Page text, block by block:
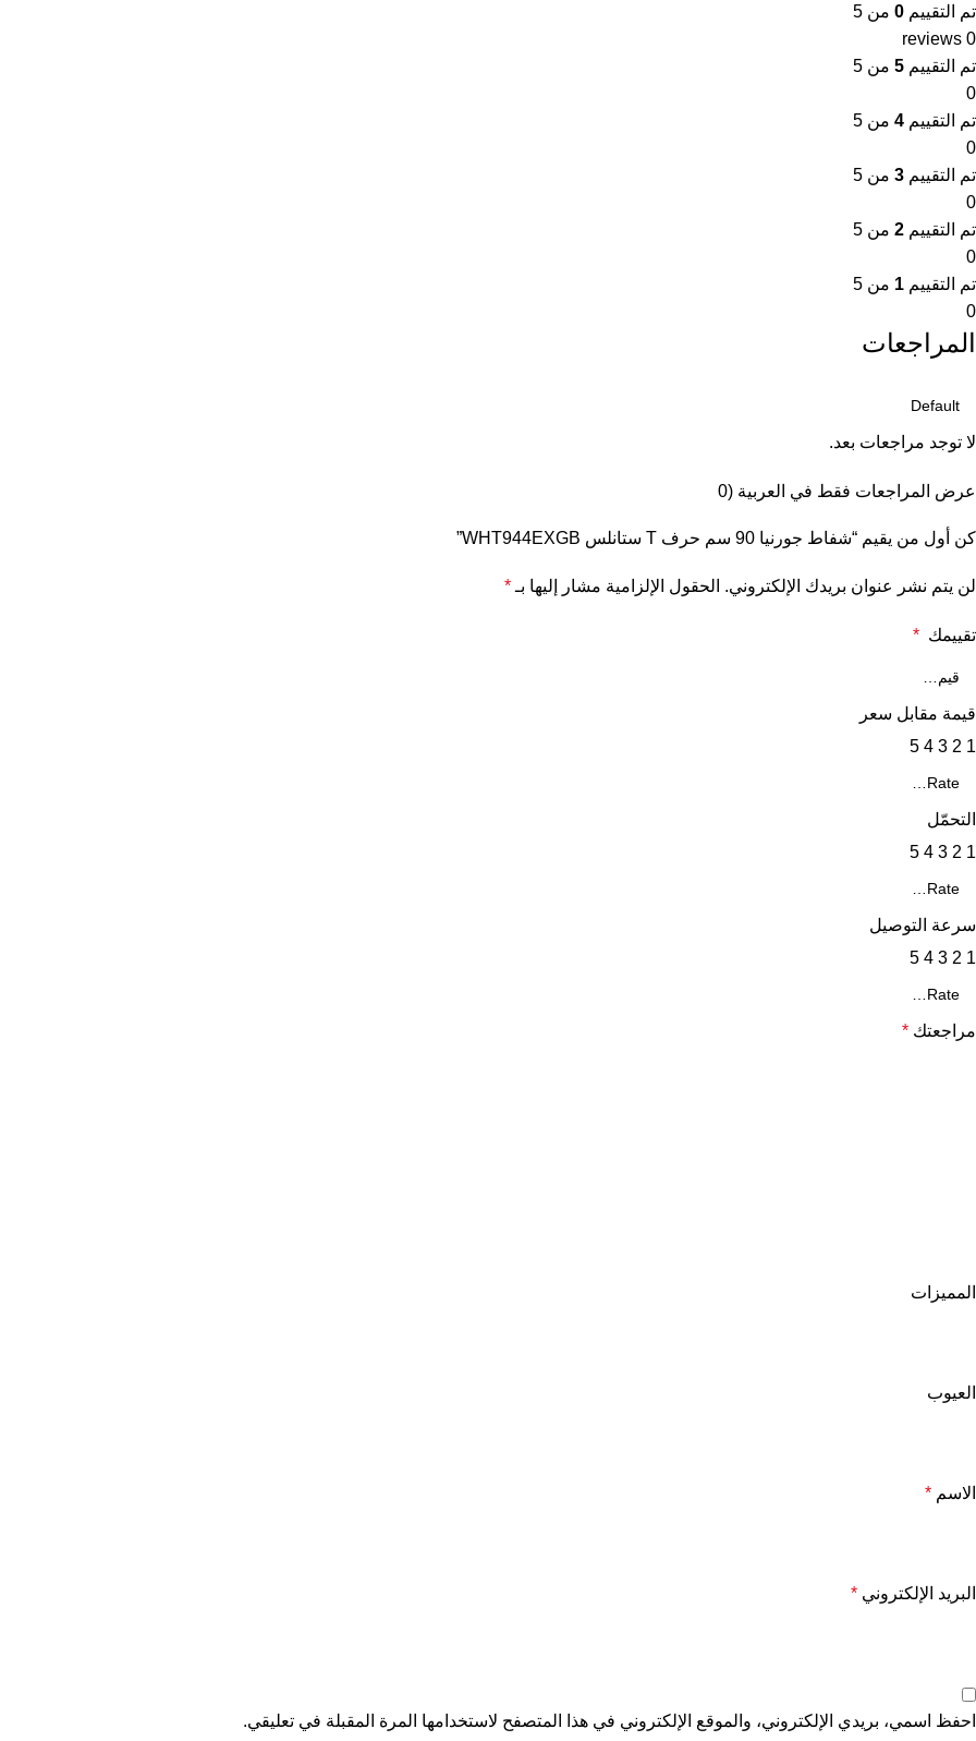
تم التقييم 0 من 5
0 reviews
تم التقييم 5 من 5
0
تم التقييم 4 من 5
0
تم التقييم 3 من 5
0
تم التقييم 2 من 5
0
تم التقييم 1 من 5
0
المراجعات
لا توجد مراجعات بعد.
عرض المراجعات فقط في العربية (0
كن أول من يقيم “شفاط جورنيا 90 سم حرف T ستانلس WHT944EXGB”
لن يتم نشر عنوان بريدك الإلكتروني. الحقول الإلزامية مشار إليها بـ *
تقييمك *
قيمة مقابل سعر
1
2
3
4
5
التحمّل
1
2
3
4
5
سرعة التوصيل
1
2
3
4
5
مراجعتك *
المميزات
العيوب
الاسم *
البريد الإلكتروني *
احفظ اسمي، بريدي الإلكتروني، والموقع الإلكتروني في هذا المتصفح لاستخدامها المرة المقبلة في تعليقي.